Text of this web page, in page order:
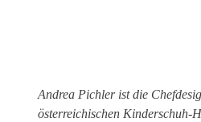
Andrea Pichler ist die
österreichischen Kinderschuh-